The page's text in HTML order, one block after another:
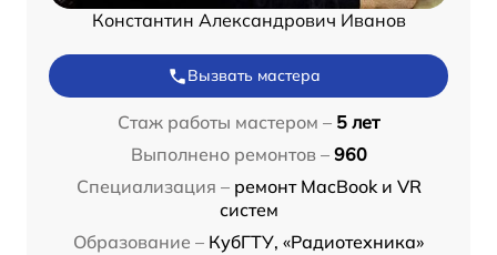
Константин Александрович Иванов
Вызвать мастера
Стаж работы мастером – 5 лет
Выполнено ремонтов – 960
Специализация – ремонт MacBook и VR
систем
Образование – КубГТУ, «Радиотехника»